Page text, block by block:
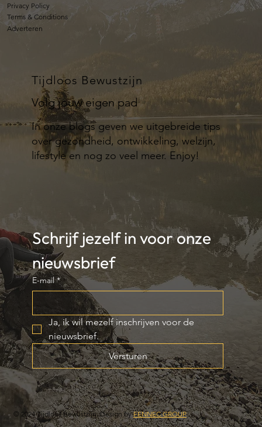
Privacy Policy
Terms & Conditions
Adverteren
Tijdloos Bewustzijn
Volg jouw eigen pad
In onze blogs geven we uitgebreide tips
over gezondheid, ontwikkeling, welzijn,
lifestyle en nog zo veel meer. Enjoy!
Schrijf jezelf in voor onze
nieuwsbrief
E-mail *
Ja, ik wil mezelf inschrijven voor de
nieuwsbrief.
Versturen
© 2024 Tijdloos Bewustzijn. Design byFENNEC GROUP